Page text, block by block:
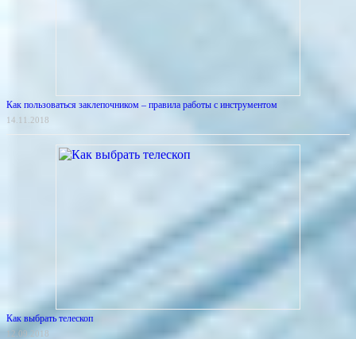
Как пользоваться заклепочником – правила работы с инструментом
14.11.2018
Как выбрать телескоп
12.09.2018